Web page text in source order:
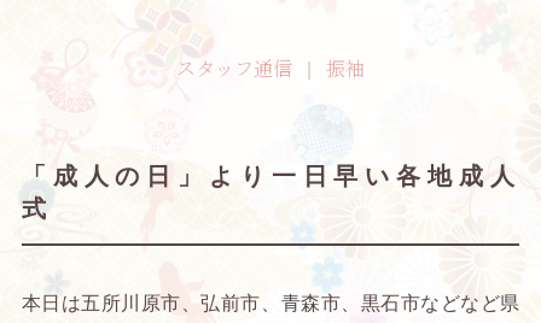
スタッフ通信 振袖
「成人の日」より一日早い各地成人
式
本日は五所川原市、弘前市、青森市、黒石市などなど県